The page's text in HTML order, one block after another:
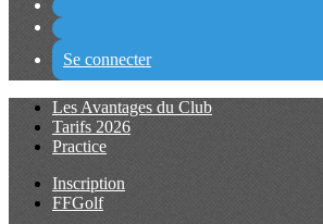
Se connecter
Les Avantages du Club
Tarifs 2026
Practice
Inscription
FFGolf